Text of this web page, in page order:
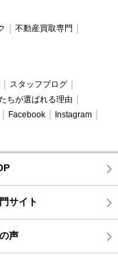
不動産買取専門
スタッフブログ
ちが選ばれる理由
Facebook
Instagram
サイト
声